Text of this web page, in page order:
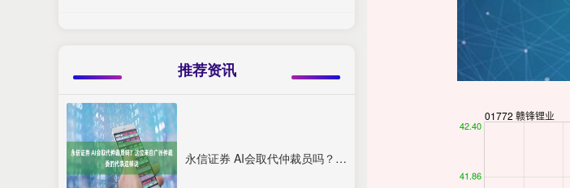
推荐资讯
永信证券 AI会取代仲裁员吗？这位来自广州仲裁委的代表这样说